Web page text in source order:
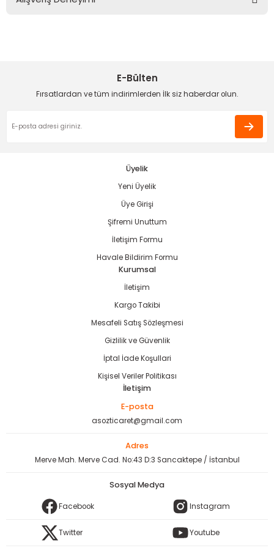
kullanarak tarafımıza iletebilirsiniz.
Ürün bilgilerinde hatalar bulunuyor.
Gönder
Deneyimini Paylaş
E-Bülten
Fırsatlardan ve tüm indirimlerden İlk siz haberdar olun.
Üyelik
Yeni Üyelik
Üye Girişi
Şifremi Unuttum
İletişim Formu
Havale Bildirim Formu
Kurumsal
İletişim
Kargo Takibi
Mesafeli Satış Sözleşmesi
Gizlilik ve Güvenlik
İptal İade Koşullari
Kişisel Veriler Politikası
İletişim
E-posta
asozticaret@gmail.com
Adres
Merve Mah. Merve Cad. No:43 D:3 Sancaktepe / İstanbul
Sosyal Medya
Facebook Instagram
Twitter Youtube